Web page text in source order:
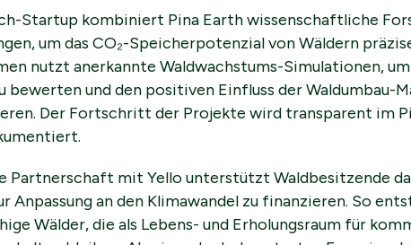
Startup kombiniert Pina Earth wissenschaftliche
um das CO₂-Speicherpotenzial von Wäldern
nutzt anerkannte Waldwachstums-Simulationen,
bewerten und den positiven Einfluss der Waldumbau-
Der Fortschritt der Projekte wird transparent im
Partnerschaft mit Yello unterstützt Waldbesitzende
Anpassung an den Klimawandel zu finanzieren. So
Wälder, die als Lebens- und Erholungsraum für